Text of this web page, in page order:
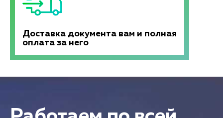
Доставка документа вам и полная
оплата за него